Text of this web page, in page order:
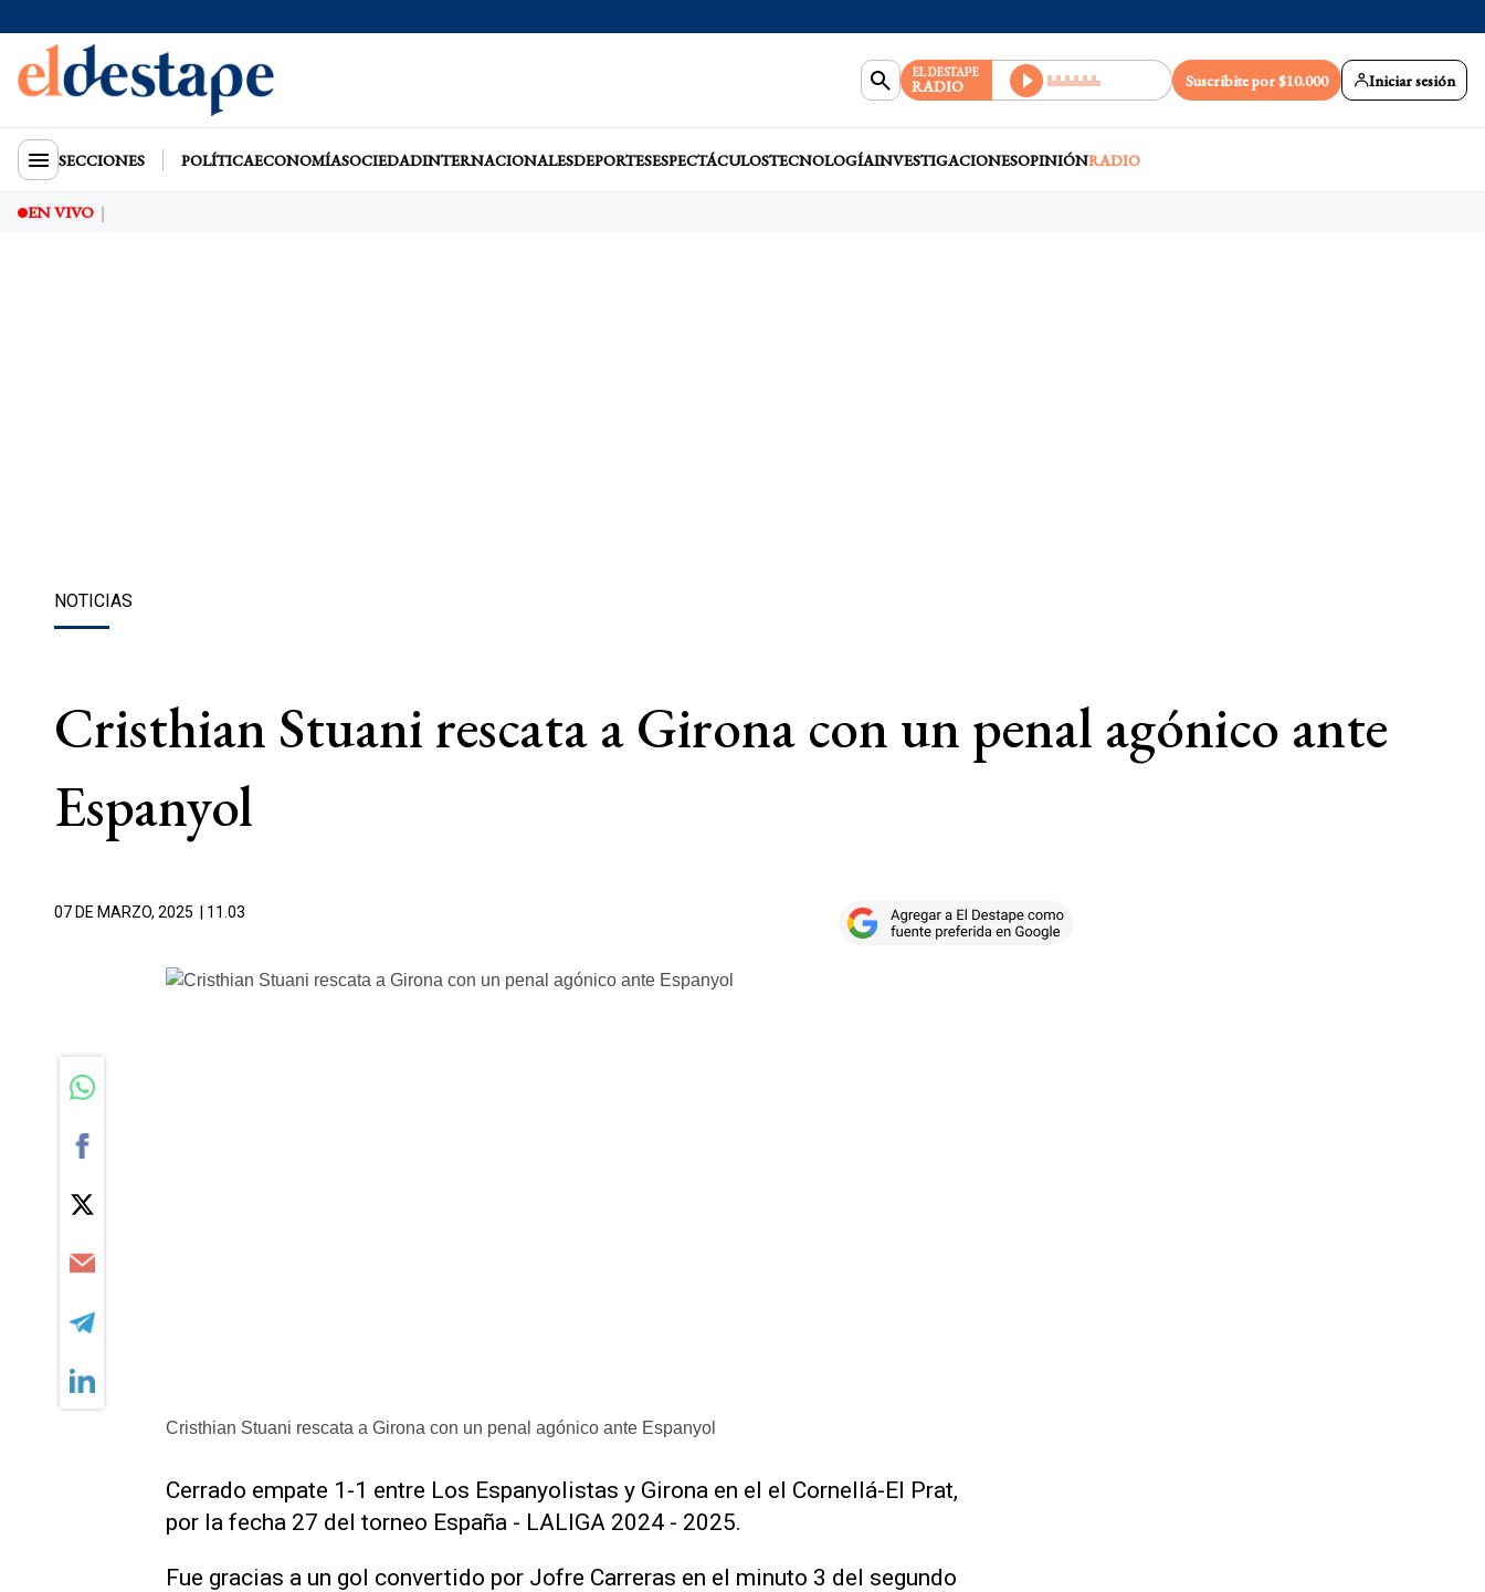
EL DESTAPE
RADIO Suscribite por $10.000 Iniciar sesión
SECCIONES POLÍTICAECONOMÍASOCIEDADINTERNACIONALESDEPORTESESPECTÁCULOSTECNOLOGÍAINVESTIGACIONESOPINIÓNRADIO
EN VIVO
NOTICIAS
Cristhian Stuani rescata a Girona con un penal agónico ante
Espanyol
07 DE MARZO, 2025 | 11.03
Cristhian Stuani rescata a Girona con un penal agónico ante Espanyol
Cerrado empate 1-1 entre Los Espanyolistas y Girona en el el Cornellá-El Prat,
por la fecha 27 del torneo España - LALIGA 2024 - 2025.
Fue gracias a un gol convertido por Jofre Carreras en el minuto 3 del segundo